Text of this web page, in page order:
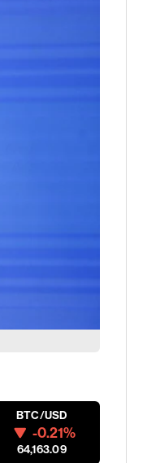
BTC/USD
-0.21%
64,163.09